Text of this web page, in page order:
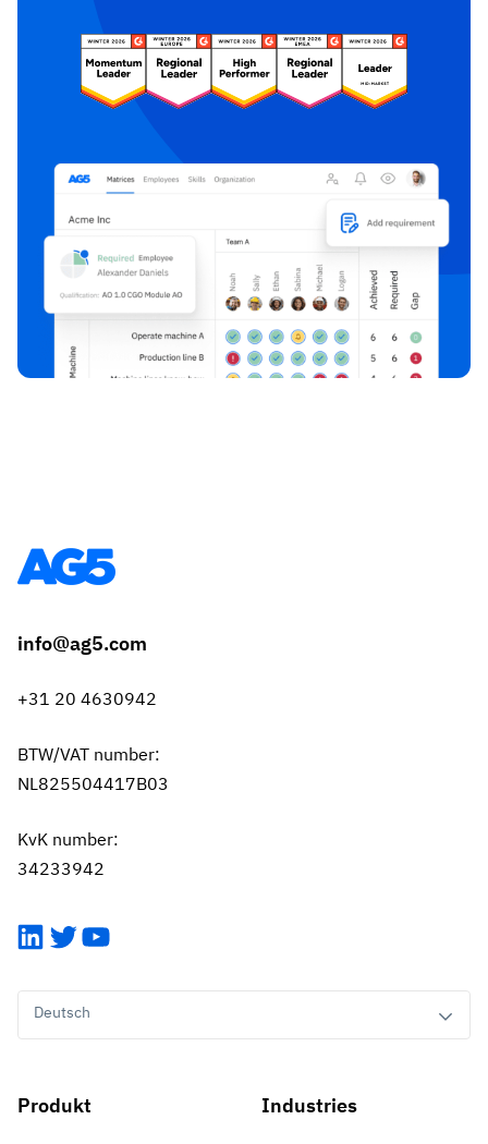
info@ag5.com
+31 20 4630942
BTW/VAT number:
NL825504417B03
KvK number:
34233942
LinkedIn
TwitterYouTube
Deutsch
Produkt Industries